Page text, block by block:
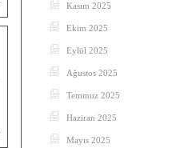
Kasım 2025
Ekim 2025
Eylül 2025
Ağustos 2025
Temmuz 2025
Haziran 2025
Mayıs 2025